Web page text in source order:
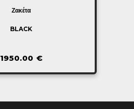
Ζακέτα
BLACK
1950.00 €